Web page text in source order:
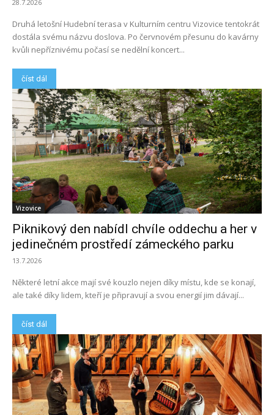
28.7.2026
Druhá letošní Hudební terasa v Kulturním centru Vizovice tentokrát
dostála svému názvu doslova. Po červnovém přesunu do kavárny
kvůli nepříznivému počasí se nedělní koncert...
číst dál
Vizovice
Piknikový den nabídl chvíle oddechu a her v
jedinečném prostředí zámeckého parku
13.7.2026
Některé letní akce mají své kouzlo nejen díky místu, kde se konají,
ale také díky lidem, kteří je připravují a svou energií jim dávají...
číst dál